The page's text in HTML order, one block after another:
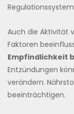
Auch die Aktivität
Faktoren
Empfindlichkeit
Entzündungen
verändern.
beeinträchtigen.